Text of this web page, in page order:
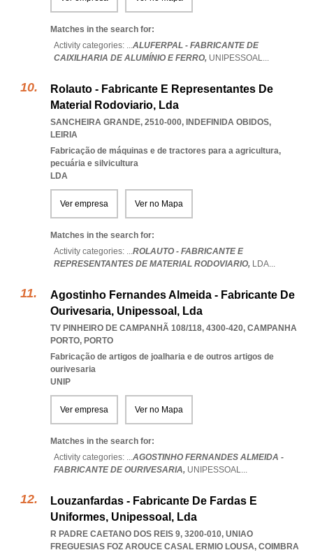
Matches in the search for:
Activity categories: ...ALUFERPAL - FABRICANTE DE
CAIXILHARIA DE ALUMÍNIO E FERRO, UNIPESSOAL...
Rolauto - Fabricante E Representantes De
Material Rodoviario, Lda
SANCHEIRA GRANDE, 2510-000, INDEFINIDA OBIDOS,
LEIRIA
Fabricação de máquinas e de tractores para a agricultura,
pecuária e silvicultura
LDA
Ver empresa Ver no Mapa
Matches in the search for:
Activity categories: ...ROLAUTO - FABRICANTE E
REPRESENTANTES DE MATERIAL RODOVIARIO, LDA...
Agostinho Fernandes Almeida - Fabricante De
Ourivesaria, Unipessoal, Lda
TV PINHEIRO DE CAMPANHÃ 108/118, 4300-420, CAMPANHA
PORTO, PORTO
Fabricação de artigos de joalharia e de outros artigos de
ourivesaria
UNIP
Ver empresa Ver no Mapa
Matches in the search for:
Activity categories: ...AGOSTINHO FERNANDES ALMEIDA -
FABRICANTE DE OURIVESARIA, UNIPESSOAL...
Louzanfardas - Fabricante De Fardas E
Uniformes, Unipessoal, Lda
R PADRE CAETANO DOS REIS 9, 3200-010, UNIAO
FREGUESIAS FOZ AROUCE CASAL ERMIO LOUSA, COIMBRA